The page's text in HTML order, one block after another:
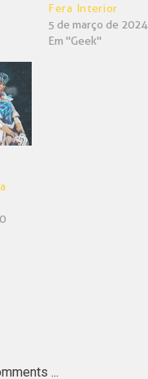
Fera Interior
5 de março de 2024
Em "Geek"
...